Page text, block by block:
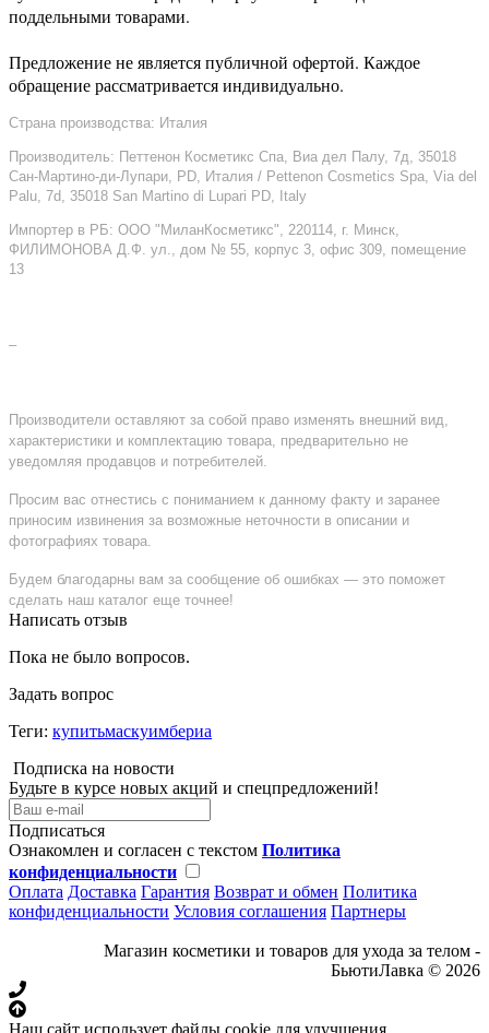
поддельными товарами.
Предложение не является публичной офертой. Каждое
обращение рассматривается индивидуально.
Страна производства: Италия
Производитель: Петтенон Косметикс Спа, Виа дел Палу, 7д, 35018
Сан-Мартино-ди-Лупари, PD, Италия / Pettenon Cosmetics Spa, Via del
Palu, 7d, 35018 San Martino di Lupari PD, Italy
Импортер в РБ: ООО "МиланКосметикс", 220114, г. Минск,
ФИЛИМОНОВА Д.Ф. ул., дом № 55, корпус 3, офис 309, помещение
13
–
Производители оставляют за собой право изменять внешний вид,
характеристики и комплектацию товара, предварительно не
уведомляя продавцов и потребителей.
Просим вас отнестись с пониманием к данному факту и заранее
приносим извинения за возможные неточности в описании и
фотографиях товара.
Будем благодарны вам за сообщение об ошибках — это поможет
сделать наш каталог еще точнее!
Написать отзыв
Пока не было вопросов.
Задать вопрос
Теги: купитьмаскуимбериа
Подписка на новости
Будьте в курсе новых акций и спецпредложений!
Подписаться
Ознакомлен и согласен с текстом Политика
конфиденциальности
Оплата Доставка Гарантия Возврат и обмен Политика
конфиденциальности Условия соглашения Партнеры
Магазин косметики и товаров для ухода за телом -
БьютиЛавка © 2026
Наш сайт использует файлы cookie для улучшения